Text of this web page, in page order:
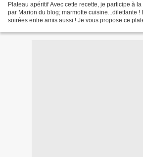
Plateau apéritif Avec cette recette, je participe à
par Marion du blog; marmotte cuisine...dilettante !
soirées entre amis aussi ! Je vous propose ce